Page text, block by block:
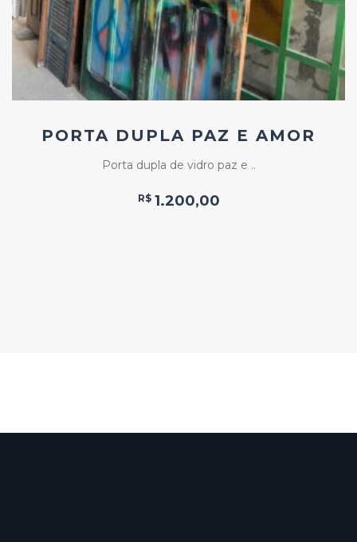
PORTA DUPLA PAZ E AMOR
Porta dupla de vidro paz e ..
R$ 1.200,00